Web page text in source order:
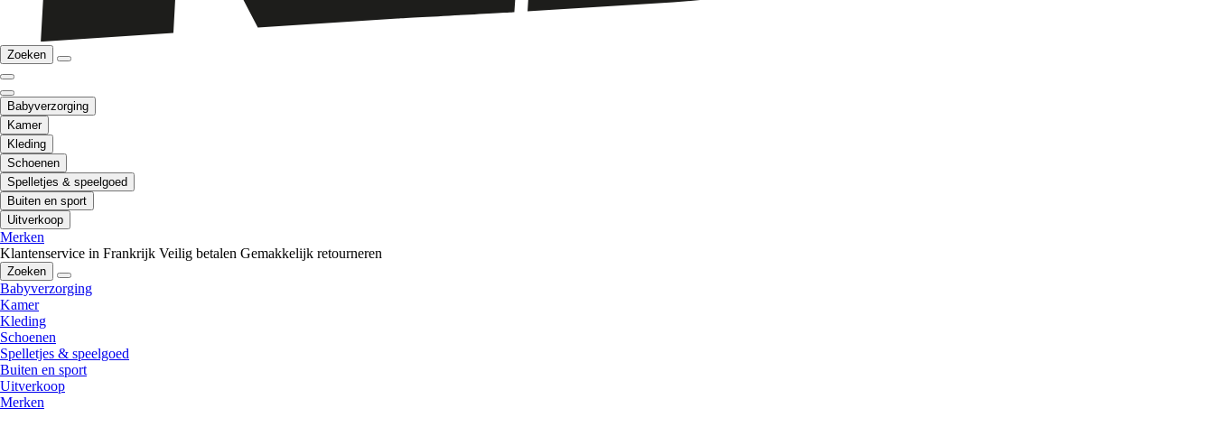
Zoeken
Babyverzorging
Kamer
Kleding
Schoenen
Spelletjes & speelgoed
Buiten en sport
Uitverkoop
Merken
Klantenservice in Frankrijk Veilig betalen Gemakkelijk retourneren
Zoeken
Babyverzorging
Kamer
Kleding
Schoenen
Spelletjes & speelgoed
Buiten en sport
Uitverkoop
Merken